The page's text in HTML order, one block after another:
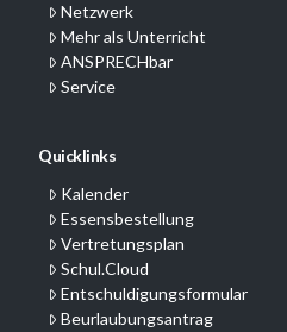
Netzwerk
Mehr als Unterricht
ANSPRECHbar
Service
Quicklinks
Kalender
Essensbestellung
Vertretungsplan
Schul.Cloud
Entschuldigungsformular
Beurlaubungsantrag